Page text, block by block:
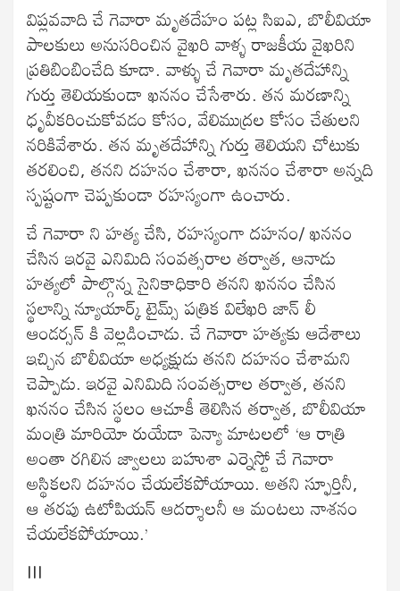
విప్లవవాది చే గెవారా మృతదేహం పట్ల సిఐఎ, బొలీవియా
పాలకులు అనుసరించిన వైఖరి వాళ్ళ రాజకీయ వైఖరిని
ప్రతిబింబించేది కూడా. వాళ్ళు చే గెవారా మృతదేహాన్ని
గుర్తు తెలియకుండా ఖననం చేసేశారు. తన మరణాన్ని
ధృవీకరించుకోవడం కోసం, వేలిముద్రల కోసం చేతులని
నరికివేశారు. తన మృతదేహాన్ని గుర్తు తెలియని చోటుకు
తరలించి, తనని దహనం చేశారా, ఖననం చేశారా అన్నది
స్పష్టంగా చెప్పకుండా రహస్యంగా ఉంచారు.
చే గెవారా ని హత్య చేసి, రహస్యంగా దహనం/ ఖననం
చేసిన ఇరవై ఎనిమిది సంవత్సరాల తర్వాత, ఆనాడు
హత్యలో పాల్గొన్న సైనికాధికారి తనని ఖననం చేసిన
స్థలాన్ని న్యూయార్క్ టైమ్స్ పత్రిక విలేఖరి జాన్ లీ
ఆండర్సన్ కి వెల్లడించాడు. చే గెవారా హత్యకు ఆదేశాలు
ఇచ్చిన బొలీవియా అధ్యక్షుడు తనని దహనం చేశామని
చెప్పాడు. ఇరవై ఎనిమిది సంవత్సరాల తర్వాత, తనని
ఖననం చేసిన స్థలం ఆచూకీ తెలిసిన తర్వాత, బొలీవియా
మంత్రి మారియో రుయేడా పెన్యా మాటలలో ‘ఆ రాత్రి
అంతా రగిలిన జ్వాలలు బహుశా ఎర్నెస్టో చే గెవారా
అస్థికలని దహనం చేయలేకపోయాయి. అతని స్ఫూర్తినీ,
ఆ తరపు ఉటోపియన్ ఆదర్శాలనీ ఆ మంటలు నాశనం
చేయలేకపోయాయి.’
III